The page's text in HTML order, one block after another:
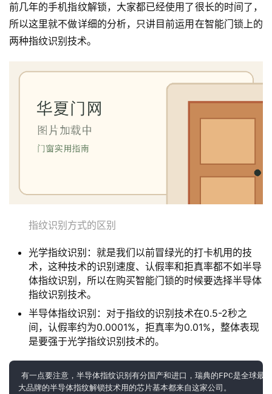
前几年的手机指纹解锁，大家都已经使用了很长的时间了，
所以这里就不做详细的分析，只讲目前运用在智能门锁上的
两种指纹识别技术。
指纹识别方式的区别
光学指纹识别：就是我们以前冒绿光的打卡机用的技
术，这种技术的识别速度、认假率和拒真率都不如半导
体指纹识别，所以在购买智能门锁的时候要选择半导体
指纹识别技术。
半导体指纹识别：对于指纹的识别技术在0.5-2秒之
间，认假率约为0.0001%，拒真率为0.01%，整体表现
是要强于光学指纹识别技术的。
有一点要注意，半导体指纹识别有分国产和进口，瑞典的FPC是全球最
大品牌的半导体指纹解锁技术用的芯片基本都来自这家公司。